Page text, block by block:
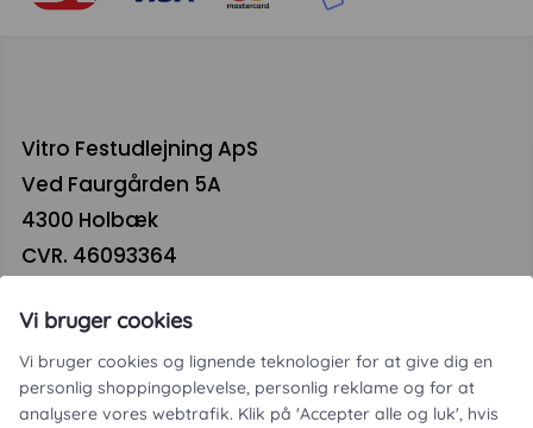
Vitro Festudlejning ApS
Ved Faurgården 5A
4300 Holbæk
CVR. 46093364
Vi bruger cookies
Vi bruger cookies og lignende teknologier for at give dig en
personlig shoppingoplevelse, personlig reklame og for at
analysere vores webtrafik. Klik på 'Accepter alle og luk', hvis